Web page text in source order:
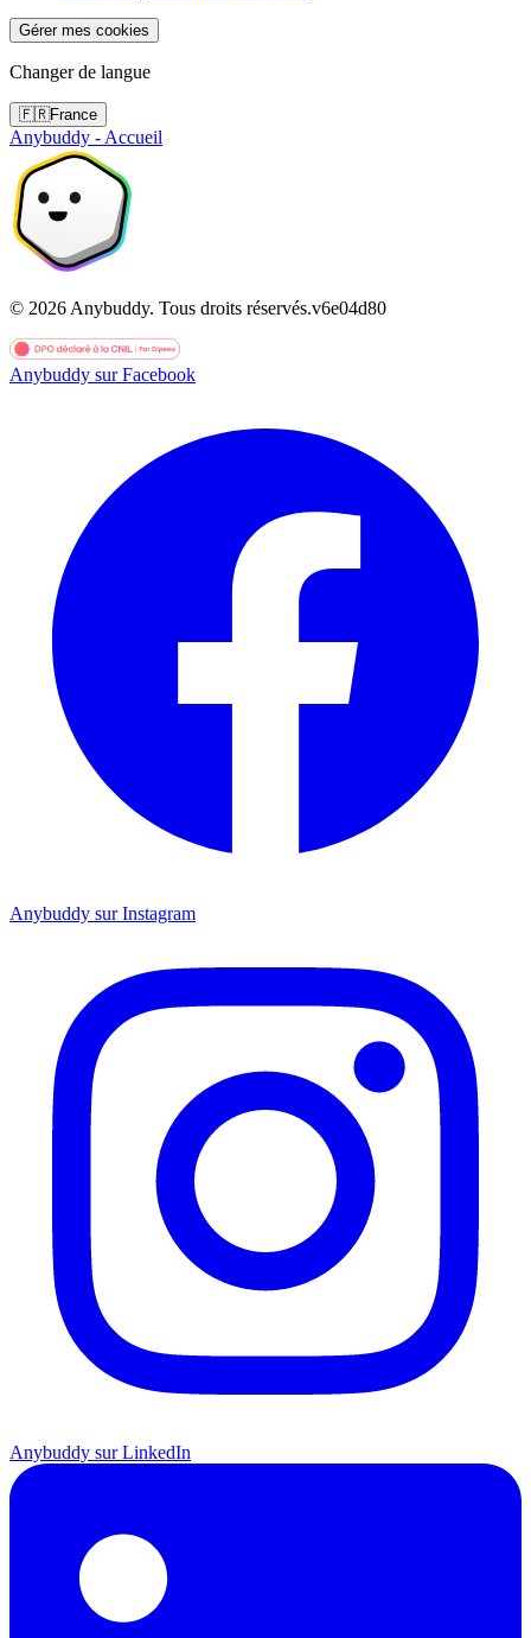
Gérer mes cookies
Changer de langue
🇫🇷France
Anybuddy - Accueil
© 2026 Anybuddy. Tous droits réservés.v6e04d80
Anybuddy sur Facebook
Anybuddy sur Instagram
Anybuddy sur LinkedIn